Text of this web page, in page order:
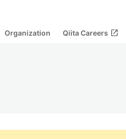
Organization Qiita Careers open_in_new